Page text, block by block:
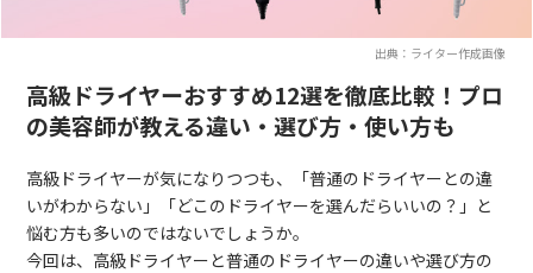
出典：ライター作成画像
高級ドライヤーおすすめ12選を徹底比較！プロ
の美容師が教える違い・選び方・使い方も
高級ドライヤーが気になりつつも、「普通のドライヤーとの違
いがわからない」「どこのドライヤーを選んだらいいの？」と
悩む方も多いのではないでしょうか。
今回は、高級ドライヤーと普通のドライヤーの違いや選び方の